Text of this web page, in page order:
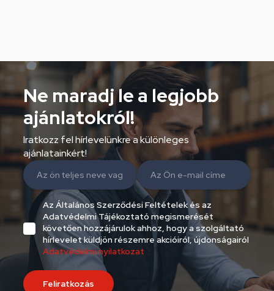
Ne maradj le a legjobb
ajánlatokról!
Iratkozz fel hírlevelünkre a különleges
ajánlatainkért!
Az Általános Szerződési Feltételek és az
Adatvédelmi Tájékoztató megismerését
követően hozzájárulok ahhoz, hogy a szolgáltató
hírlevelet küldjön részemre akcióiról, újdonságairól
Adatvédelmi nyilatkozat
Feliratkozás